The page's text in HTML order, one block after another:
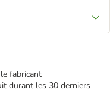
fabricant
durant les 30 derniers